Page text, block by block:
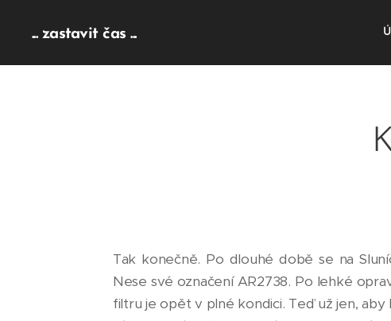
... zastavit čas ...
Tak konečně. Po dlouhé době se na
Nese své označení AR2738. Po lehké
filtru je opět v plné kondici. Teď už jen, aby